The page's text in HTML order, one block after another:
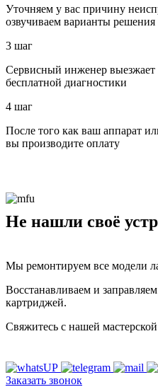
Уточняем у вас причину
озвучиваем варианты решения
3 шаг
Сервисный инженер
бесплатной диагностики
4 шаг
После того как ваш аппарат
вы производите оплату
Не нашли своё
Мы ремонтируем все модели
Восстанавливаем и
картриджей.
Свяжитесь с нашей
Заказать звонок